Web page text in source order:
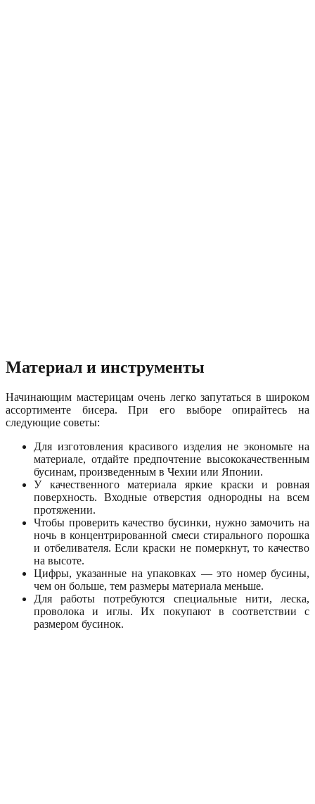
Материал и инструменты
Начинающим мастерицам очень легко запутаться в широком
ассортименте бисера. При его выборе опирайтесь на
следующие советы:
Для изготовления красивого изделия не экономьте на
материале, отдайте предпочтение высококачественным
бусинам, произведенным в Чехии или Японии.
У качественного материала яркие краски и ровная
поверхность. Входные отверстия однородны на всем
протяжении.
Чтобы проверить качество бусинки, нужно замочить на
ночь в концентрированной смеси стирального порошка
и отбеливателя. Если краски не померкнут, то качество
на высоте.
Цифры, указанные на упаковках — это номер бусины,
чем он больше, тем размеры материала меньше.
Для работы потребуются специальные нити, леска,
проволока и иглы. Их покупают в соответствии с
размером бусинок.